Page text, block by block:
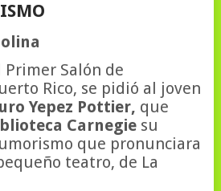
Salón de
Rico, se pidió al joven
Yepez Pottier, que
Carnegiesu
que pronunciara
teatro, de La